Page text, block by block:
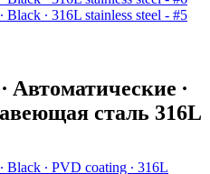
∙
сталь 316L